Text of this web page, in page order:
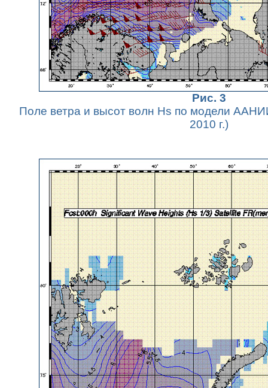
Рис. 3
Поле ветра и высот волн Hs по модели
2010 г.)